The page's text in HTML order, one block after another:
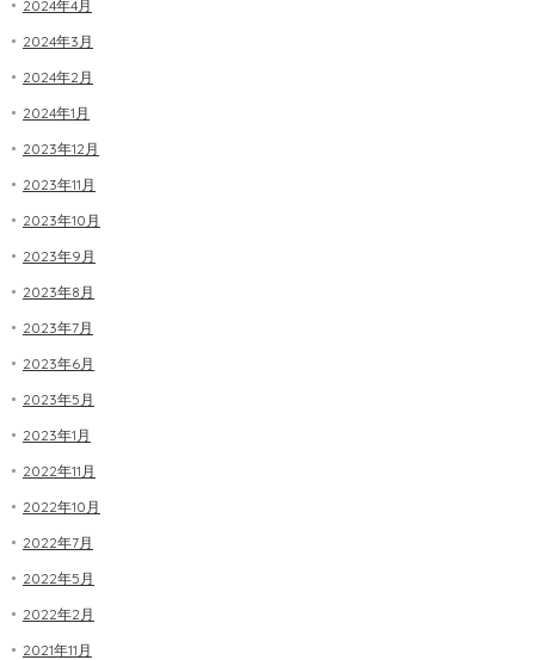
2024年4月
2024年3月
2024年2月
2024年1月
2023年12月
2023年11月
2023年10月
2023年9月
2023年8月
2023年7月
2023年6月
2023年5月
2023年1月
2022年11月
2022年10月
2022年7月
2022年5月
2022年2月
2021年11月